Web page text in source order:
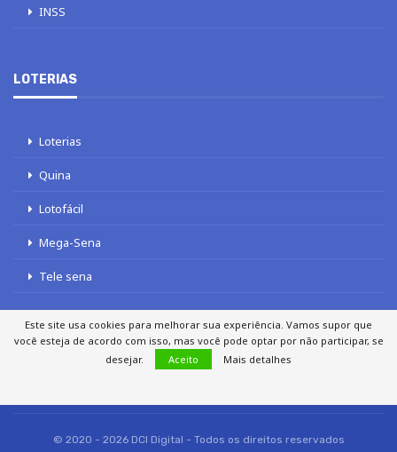
INSS
LOTERIAS
Loterias
Quina
Lotofácil
Mega-Sena
Tele sena
SOBRE NÓS AUTORES
FALE COM O JORNAL DCI
© 2020 - 2026 DCI Digital - Todos os direitos reservados
Este site usa cookies para melhorar sua experiência. Vamos supor que
você esteja de acordo com isso, mas você pode optar por não participar, se
desejar.
Aceito Mais detalhes